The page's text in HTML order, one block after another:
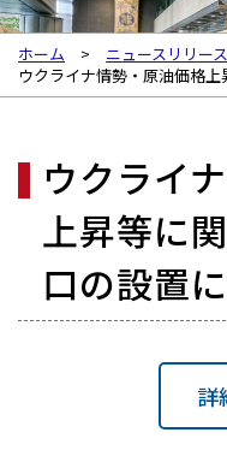
ホーム
ニュースリリース
ウクライナ情勢・原油価格
ウクライ
上昇等に
口の設置
詳